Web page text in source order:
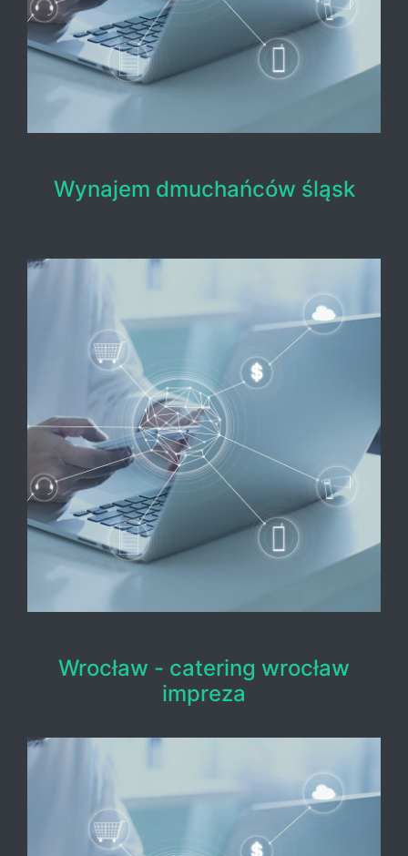
Wynajem dmuchańców śląsk
Wrocław - catering wrocław
impreza